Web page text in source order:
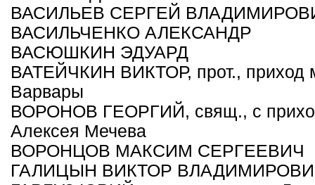
ВАСИЛЬЕВ СЕРГЕЙ
ВАСИЛЬЧЕНКО АЛЕКСАНДР
ВАСЮШКИН ЭДУАРД
ВАТЕЙЧКИН ВИКТОР, прот., приход
Варвары
ВОРОНОВ ГЕОРГИЙ, свящ., с
Алексея Мечева
ВОРОНЦОВ МАКСИМ СЕРГЕЕВИЧ
ГАЛИЦЫН ВИКТОР